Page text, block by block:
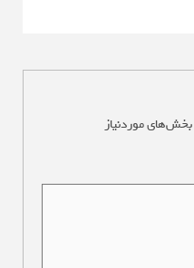
بخش‌های موردنیاز